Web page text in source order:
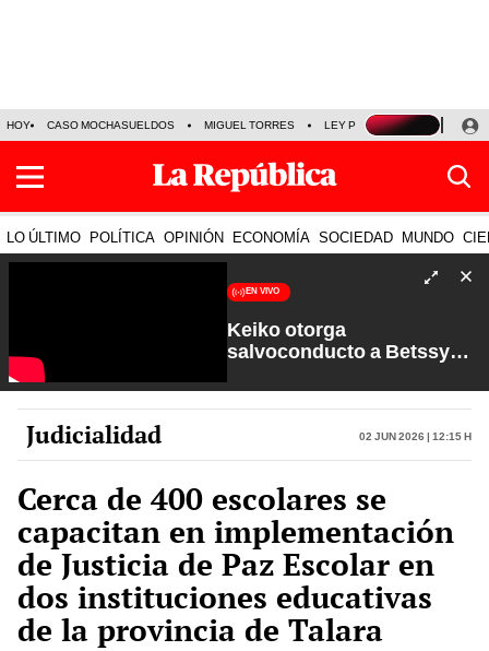
HOY CASO MOCHASUELDOS MIGUEL TORRES LEY PULPÍN PRECIO DEL
LO ÚLTIMO POLÍTICA OPINIÓN ECONOMÍA SOCIEDAD MUNDO
EN VIVO
Keiko otorga
salvoconducto a Betssy
Petroperú | Sin Guion con
Rosa María Palacios
Judicialidad 02 Jun 2026 | 12:15 h
Cerca de 400 escolares se
capacitan en implementación
de Justicia de Paz Escolar en
dos instituciones educativas
de la provincia de Talara